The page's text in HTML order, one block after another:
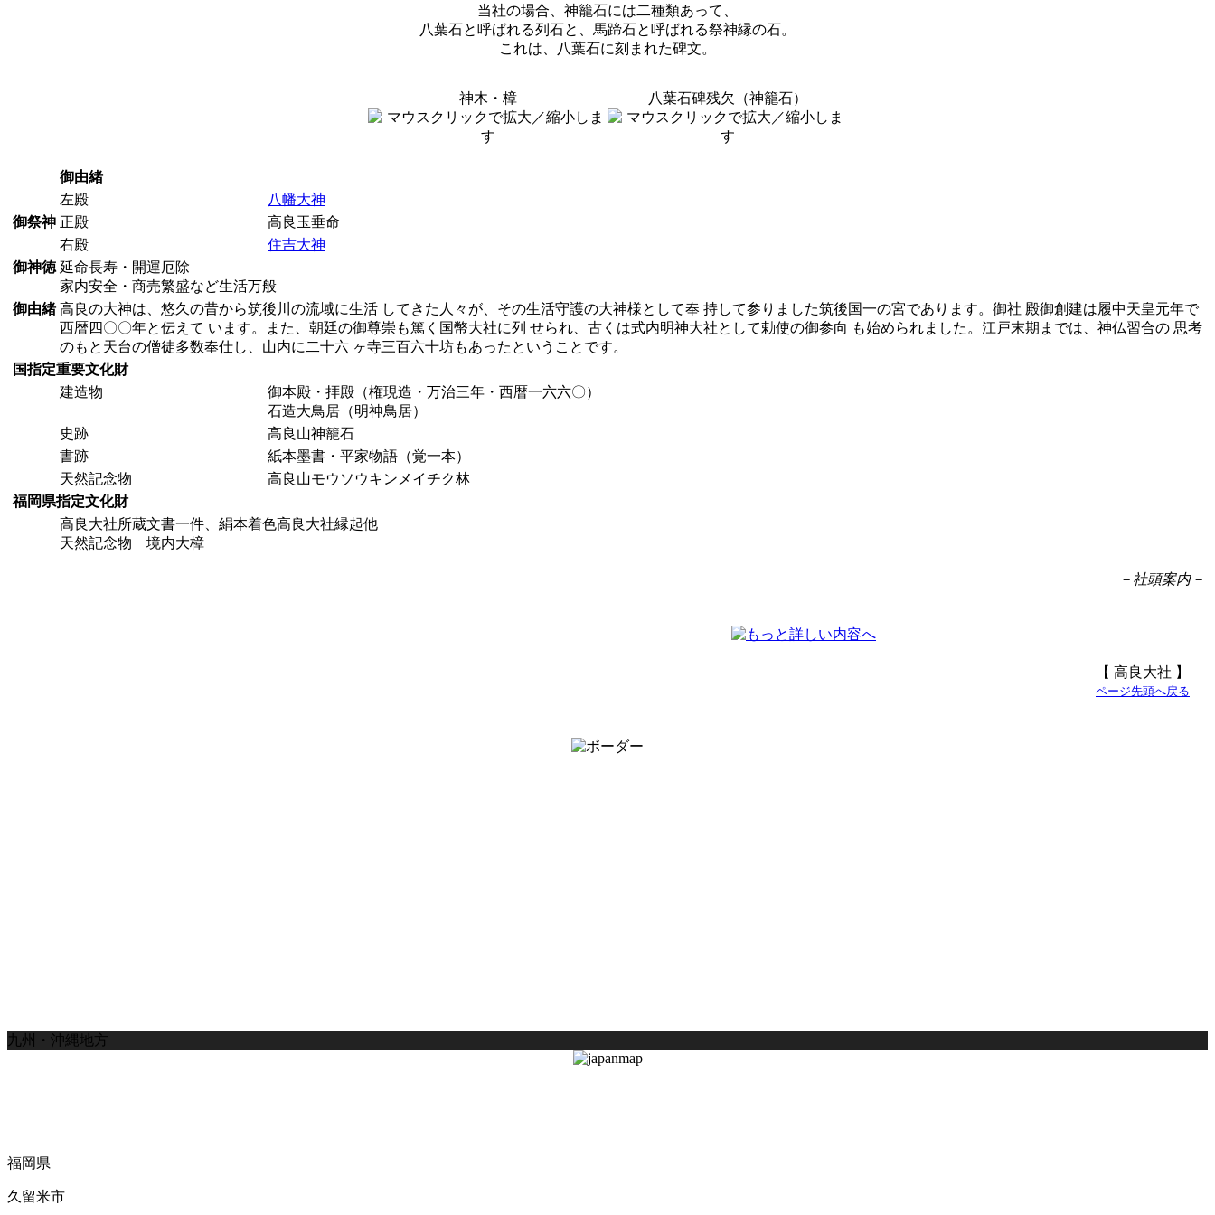
当社の場合、神籠石には二種類あって、
八葉石と呼ばれる列石と、馬蹄石と呼ばれる祭神縁の石。
これは、八葉石に刻まれた碑文。
神木・樟 八葉石碑残欠（神籠石）
御由緒
左殿
八幡大神
御祭神 正殿
高良玉垂命
右殿
住吉大神
御神徳 延命長寿・開運厄除
家内安全・商売繁盛など生活万般
御由緒 高良の大神は、悠久の昔から筑後川の流域に生活 してきた人々が、その生活守護の大神様として奉 持して参りました筑後国一の宮であります。御社 殿御創建は履中天皇元年で
西暦四〇〇年と伝えて います。また、朝廷の御尊崇も篤く国幣大社に列 せられ、古くは式内明神大社として勅使の御参向 も始められました。江戸末期までは、神仏習合の 思考
のもと天台の僧徒多数奉仕し、山内に二十六 ヶ寺三百六十坊もあったということです。
国指定重要文化財
建造物
御本殿・拝殿（権現造・万治三年・西暦一六六〇）
石造大鳥居（明神鳥居）
史跡
高良山神籠石
書跡
紙本墨書・平家物語（覚一本）
天然記念物
高良山モウソウキンメイチク林
福岡県指定文化財
高良大社所蔵文書一件、絹本着色高良大社縁起他
天然記念物 境内大樟
－社頭案内－
【 高良大社 】
ページ先頭へ戻る
九州・沖縄地方
福岡県
久留米市